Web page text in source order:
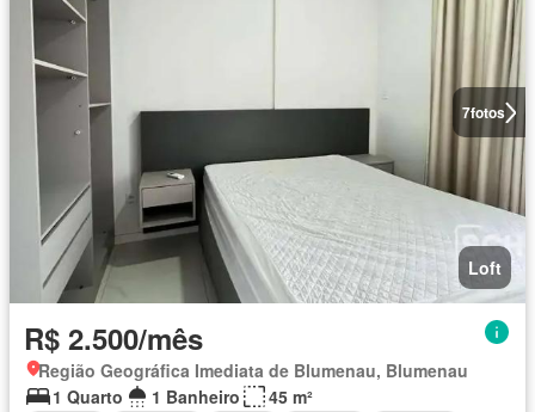
7fotos
Loft
R$ 2.500/mês
Região Geográfica Imediata de Blumenau, Blumenau
1 Quarto
1 Banheiro
45 m²